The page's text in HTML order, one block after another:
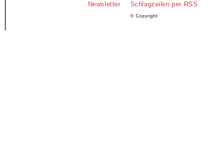
Newsletter Schlagzeilen per RSS
© Copyright